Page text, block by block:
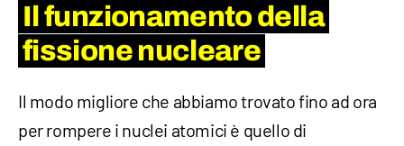
Il funzionamento della
fissione nucleare
Il modo migliore che abbiamo trovato fino ad ora
per rompere i nuclei atomici è quello di